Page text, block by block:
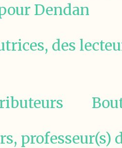
Dendan
des
professeur(s)